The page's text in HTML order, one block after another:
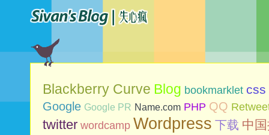
Blackberry Curve Blog bookmarklet css
Google Google PR Name.com PHP QQ
twitter wordcamp Wordpress 下载 中